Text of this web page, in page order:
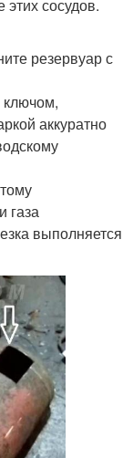
сосудов.
резервуар с
ключом,
аккуратно
газа
выполняется